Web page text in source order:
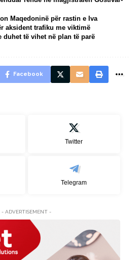
Maqedoninë për rastin e Iva
aksident trafiku me viktimë
duhet të vihet në plan të parë
Facebook
Twitter
Telegram
- ADVERTISEMENT -